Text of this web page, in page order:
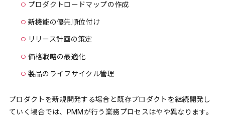
プロダクトロードマップの作成
新機能の優先順位付け
リリース計画の策定
価格戦略の最適化
製品のライフサイクル管理
プロダクトを新規開発する場合と既存プロダクトを継続開発し
ていく場合では、PMMが行う業務プロセスはやや異なります。